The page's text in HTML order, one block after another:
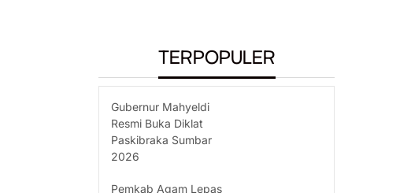
TERPOPULER
Gubernur Mahyeldi
Resmi Buka Diklat
Paskibraka Sumbar
2026
Pemkab Agam Lepas